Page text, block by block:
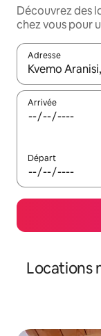
Découvrez des
chez vous pour
Adresse
Lorsque les
Arrivée
Départ
Locations